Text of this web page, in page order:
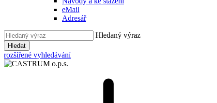
eMail
Adresář
Hledaný výraz
Hledat
rozšířené vyhledávání